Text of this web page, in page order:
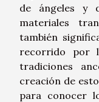
de ángeles y
materiales
también
recorrido por
tradiciones
creación de
para conocer